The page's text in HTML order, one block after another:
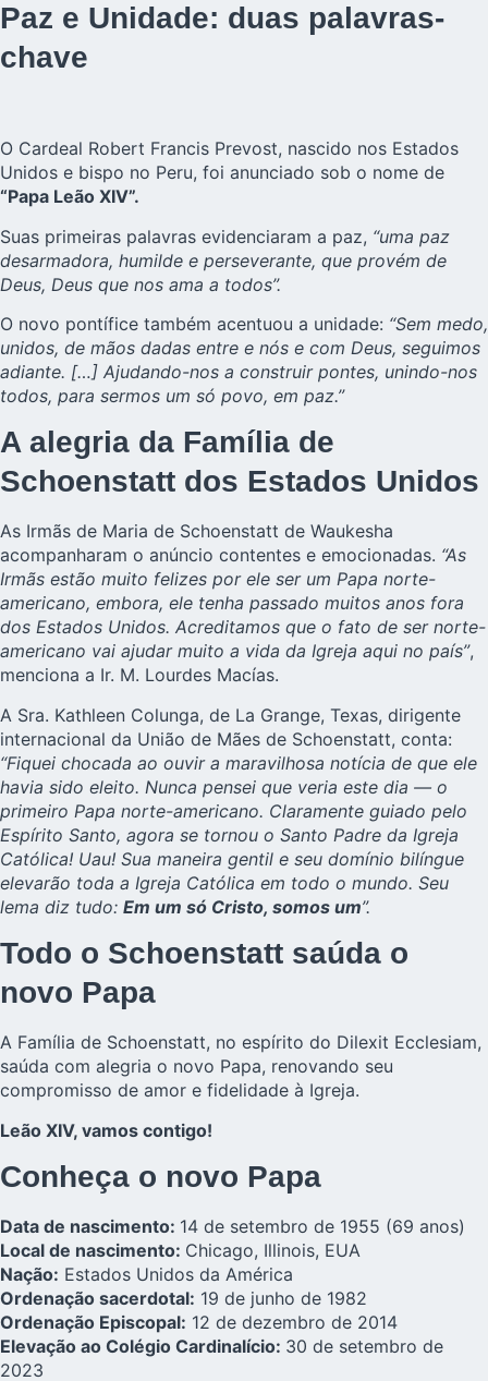
Paz e Unidade: duas palavras-
chave
O Cardeal Robert Francis Prevost, nascido nos Estados
Unidos e bispo no Peru, foi anunciado sob o nome de
“Papa Leão XIV”.
Suas primeiras palavras evidenciaram a paz, “uma paz
desarmadora, humilde e perseverante, que provém de
Deus, Deus que nos ama a todos”.
O novo pontífice também acentuou a unidade: “Sem medo,
unidos, de mãos dadas entre e nós e com Deus, seguimos
adiante. […] Ajudando-nos a construir pontes, unindo-nos
todos, para sermos um só povo, em paz.”
A alegria da Família de
Schoenstatt dos Estados Unidos
As Irmãs de Maria de Schoenstatt de Waukesha
acompanharam o anúncio contentes e emocionadas. “As
Irmãs estão muito felizes por ele ser um Papa norte-
americano, embora, ele tenha passado muitos anos fora
dos Estados Unidos. Acreditamos que o fato de ser norte-
americano vai ajudar muito a vida da Igreja aqui no país”,
menciona a Ir. M. Lourdes Macías.
A Sra. Kathleen Colunga, de La Grange, Texas, dirigente
internacional da União de Mães de Schoenstatt, conta:
“Fiquei chocada ao ouvir a maravilhosa notícia de que ele
havia sido eleito. Nunca pensei que veria este dia — o
primeiro Papa norte-americano. Claramente guiado pelo
Espírito Santo, agora se tornou o Santo Padre da Igreja
Católica! Uau! Sua maneira gentil e seu domínio bilíngue
elevarão toda a Igreja Católica em todo o mundo. Seu
lema diz tudo: Em um só Cristo, somos um”.
Todo o Schoenstatt saúda o
novo Papa
A Família de Schoenstatt, no espírito do Dilexit Ecclesiam,
saúda com alegria o novo Papa, renovando seu
compromisso de amor e fidelidade à Igreja.
Leão XIV, vamos contigo!
Conheça o novo Papa
Data de nascimento: 14 de setembro de 1955 (69 anos)
Local de nascimento: Chicago, Illinois, EUA
Nação: Estados Unidos da América
Ordenação sacerdotal: 19 de junho de 1982
Ordenação Episcopal: 12 de dezembro de 2014
Elevação ao Colégio Cardinalício: 30 de setembro de
2023